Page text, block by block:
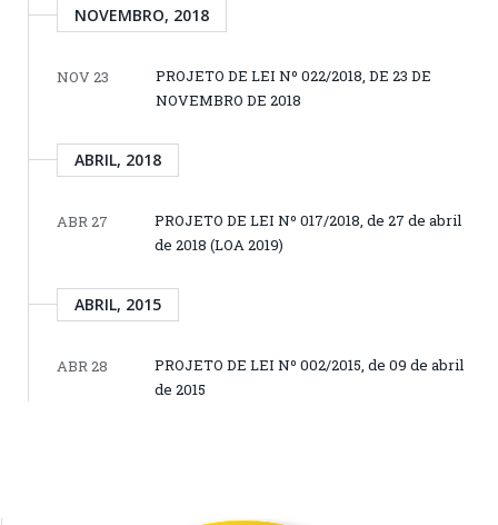
NOVEMBRO, 2018
NOV 23
PROJETO DE LEI Nº 022/2018, DE 23 DE
NOVEMBRO DE 2018
ABRIL, 2018
ABR 27
PROJETO DE LEI Nº 017/2018, de 27 de abril
de 2018 (LOA 2019)
ABRIL, 2015
ABR 28
PROJETO DE LEI Nº 002/2015, de 09 de abril
de 2015